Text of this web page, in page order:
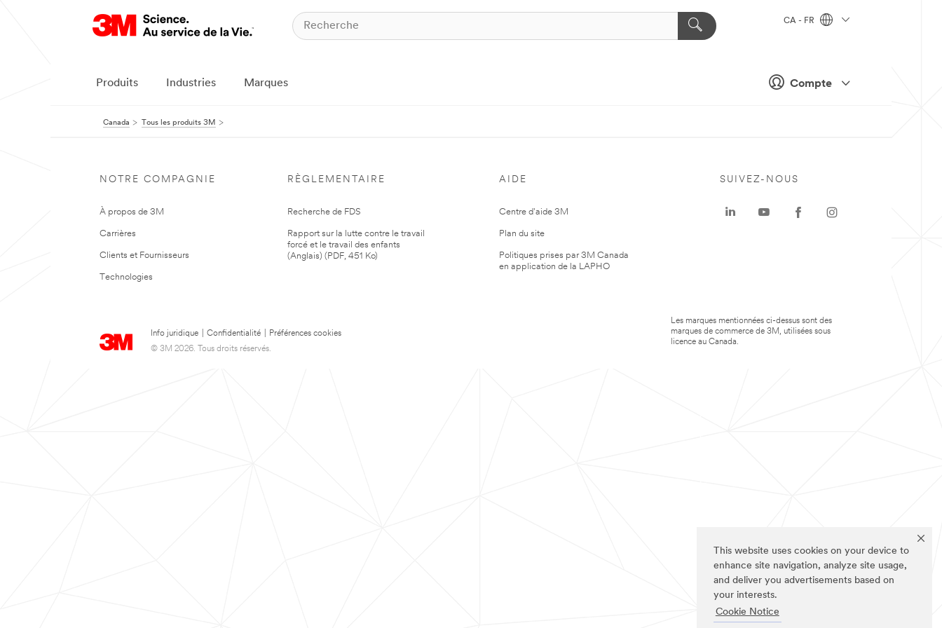
This website uses cookies on your device to
enhance site navigation, analyze site usage,
and deliver you advertisements based on
your interests.
Cookie Notice
Compte
CA - FR
Produits Industries Marques
Canada Tous les produits 3M
NOTRE COMPAGNIE
À propos de 3M
Carrières
Clients et Fournisseurs
Technologies
RÈGLEMENTAIRE
Recherche de FDS
Rapport sur la lutte contre le travail
forcé et le travail des enfants
(Anglais) (PDF, 451 Ko)
AIDE
Centre d'aide 3M
Plan du site
Politiques prises par 3M Canada
en application de la LAPHO
Info juridique Confidentialité
Préférences cookies
© 3M 2026. Tous droits réservés.
SUIVEZ-NOUS
Les marques mentionnées ci-dessus sont des
marques de commerce de 3M, utilisées sous
licence au Canada.